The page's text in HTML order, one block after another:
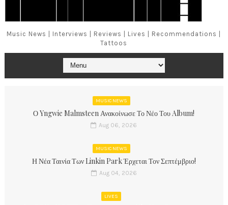
Music News | Interviews | Reviews | Lives | Recommendations |
Tattoos
MUSIC NEWS
Ο Yngwie Malmsteen Ανακοίνωσε Το Νέο Του Album!
Aug 06, 2026
MUSIC NEWS
Η Νέα Ταινία Των Linkin Park Έρχεται Τον Σεπτέμβριο!
Aug 04, 2026
LIVES